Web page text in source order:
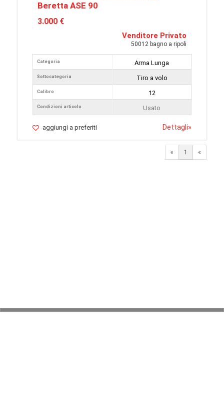
Beretta ASE 90
3.000 €
Venditore Privato
50012 bagno a ripoli
Categoria
Sottocategoria
Calibro
Condizioni articolo
Arma Lunga
Tiro a volo
12
Usato
aggiungi a preferiti Dettagli»
« 1 «